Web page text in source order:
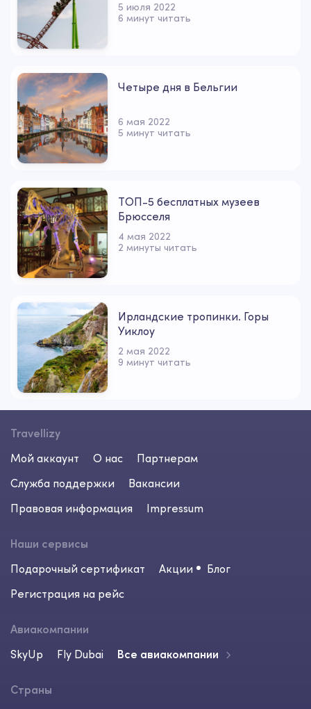
5 июля 2022
6 минут читать
Четыре дня в Бельгии
6 мая 2022
5 минут читать
ТОП-5 бесплатных музеев
Брюсселя
4 мая 2022
2 минуты читать
Ирландские тропинки. Горы
Уиклоу
2 мая 2022
9 минут читать
Travellizy
Мой аккаунт
О нас
Партнерам
Служба поддержки
Вакансии
Правовая информация
Impressum
Наши сервисы
Подарочный сертификат
Акции
Блог
Регистрация на рейс
Авиакомпании
SkyUp
Fly Dubai Все авиакомпании
Страны